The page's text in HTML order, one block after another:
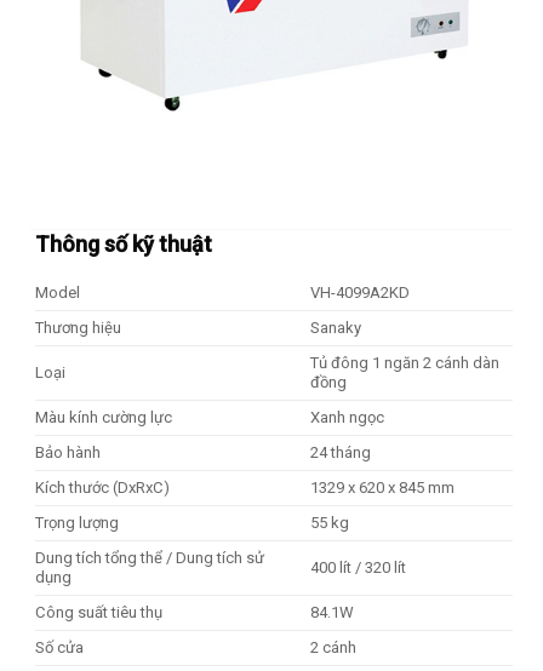
Thông số kỹ thuật
Model
VH-4099A2KD
Thương hiệu
Sanaky
Loại
Tủ đông 1 ngăn 2 cánh dàn
đồng
Màu kính cường lực
Xanh ngọc
Bảo hành
24 tháng
Kích thước (DxRxC)
1329 x 620 x 845 mm
Trọng lượng
55 kg
Dung tích tổng thể / Dung tích sử
dụng
400 lít / 320 lít
Công suất tiêu thụ
84.1W
Số cửa
2 cánh